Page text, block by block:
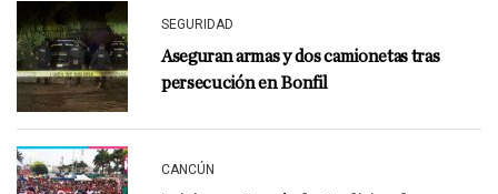
SEGURIDAD
Aseguran armas y dos camionetas tras
persecución en Bonfil
CANCÚN